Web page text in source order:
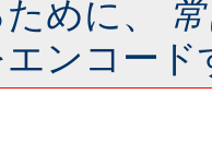
めに、
ンコード